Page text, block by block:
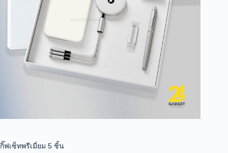
กิ๊ฟเซ็ทพรีเมี่ยม 5 ชิ้น